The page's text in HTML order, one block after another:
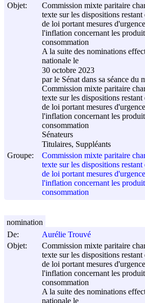
Objet:
Commission mixte paritaire
texte sur les dispositions
de loi portant mesures
l'inflation concernant les
consommation
A la suite des nominations
nationale le
30 octobre 2023
par le Sénat dans sa séance du
Commission mixte paritaire
texte sur les dispositions
de loi portant mesures
l'inflation concernant les
consommation
Sénateurs
Titulaires, Suppléants
Groupe:
Commission mixte paritaire
texte sur les dispositions
de loi portant mesures
l'inflation concernant les
consommation
De:
Aurélie Trouvé
Objet:
Commission mixte paritaire
texte sur les dispositions
de loi portant mesures
l'inflation concernant les
consommation
A la suite des nominations
nationale le
nomination